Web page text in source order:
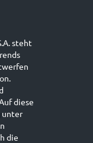
steht
diese
unter
die